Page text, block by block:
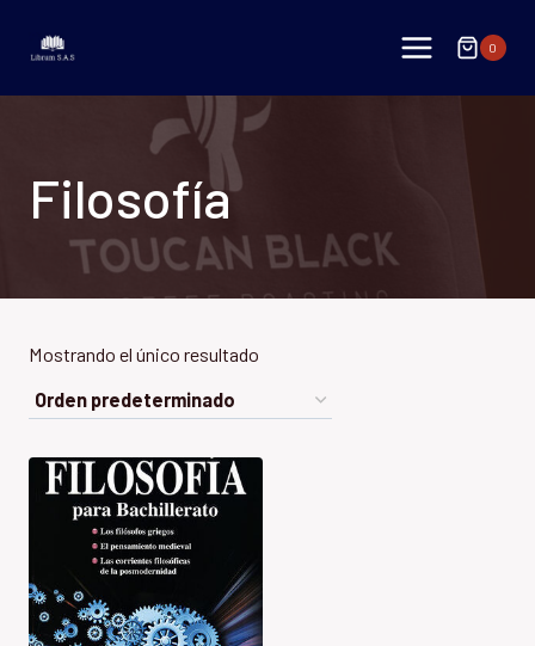
0
Filosofía
Mostrando el único resultado